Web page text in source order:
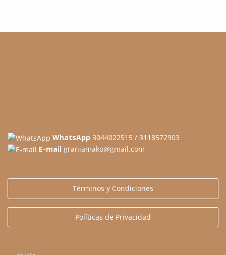
WhatsApp 3044022515 / 3118572903
E-mail granjamako@gmail.com
Términos y Condiciones
Políticas de Privacidad